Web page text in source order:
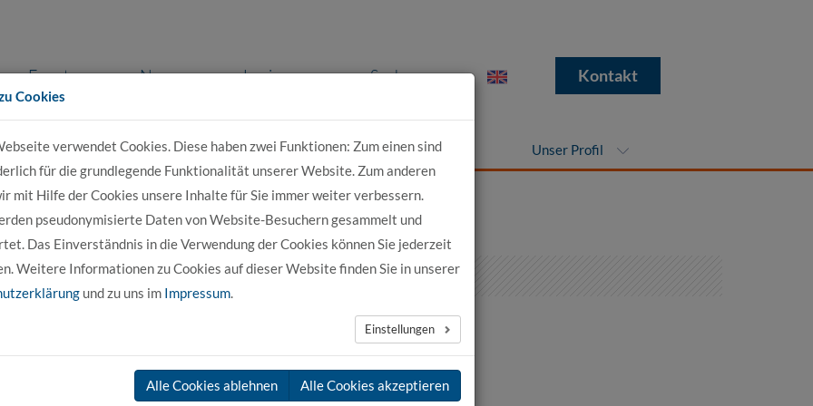
Events News Login Suche Kontakt
Bewerber Für Studierende Für Unternehmen Unser Profil
HASI HASI-Archiv
Cookies
verwendet Cookies. Diese haben zwei Funktionen: Zum einen sind
für die grundlegende Funktionalität unserer Website. Zum anderen
mit Hilfe der Cookies unsere Inhalte für Sie immer weiter verbessern.
pseudonymisierte Daten von Website-Besuchern gesammelt und
Das Einverständnis in die Verwendung der Cookies können Sie jederzeit
Weitere Informationen zu Cookies auf dieser Website finden Sie in unserer
und zu uns im Impressum.
Einstellungen
Alle Cookies ablehnen Alle Cookies akzeptieren